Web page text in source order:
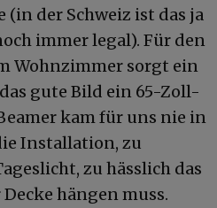
der Schweiz ist das ja
immer legal). Für den
Wohnzimmer sorgt ein
gute Bild ein 65-Zoll-
kam für uns nie in
Installation, zu
zu hässlich das
hängen muss.